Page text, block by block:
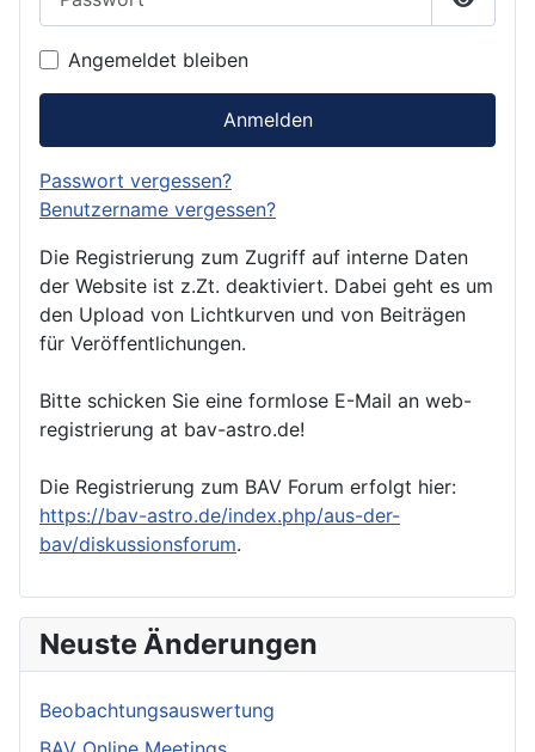
Angemeldet bleiben
Anmelden
Passwort vergessen?
Benutzername vergessen?
Die Registrierung zum Zugriff auf interne Daten
der Website ist z.Zt. deaktiviert. Dabei geht es um
den Upload von Lichtkurven und von Beiträgen
für Veröffentlichungen.
Bitte schicken Sie eine formlose E-Mail an web-
registrierung at bav-astro.de!
Die Registrierung zum BAV Forum erfolgt hier:
https://bav-astro.de/index.php/aus-der-
bav/diskussionsforum.
Neuste Änderungen
Beobachtungsauswertung